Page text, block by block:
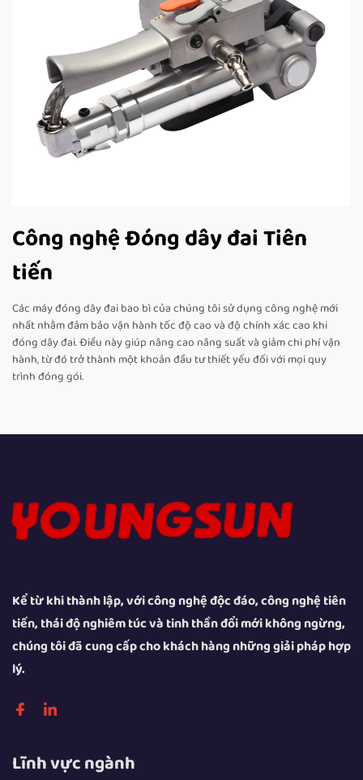
Công nghệ Đóng dây đai Tiên
tiến
Các máy đóng dây đai bao bì của chúng tôi sử dụng công nghệ mới
nhất nhằm đảm bảo vận hành tốc độ cao và độ chính xác cao khi
đóng dây đai. Điều này giúp nâng cao năng suất và giảm chi phí vận
hành, từ đó trở thành một khoản đầu tư thiết yếu đối với mọi quy
trình đóng gói.
Kể từ khi thành lập, với công nghệ độc đáo, công nghệ tiên
tiến, thái độ nghiêm túc và tinh thần đổi mới không ngừng,
chúng tôi đã cung cấp cho khách hàng những giải pháp hợp
lý.
Lĩnh vực ngành